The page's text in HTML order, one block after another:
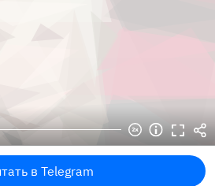
в Telegram